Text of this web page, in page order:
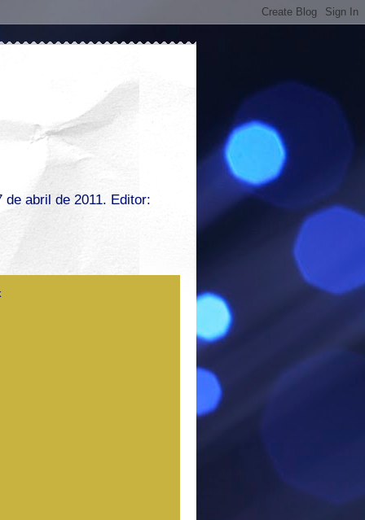
abril de 2011. Editor: